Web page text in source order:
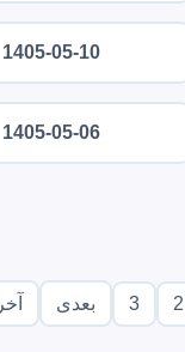
1405-05-10
1405-05-06
2
3 بعدی آخر